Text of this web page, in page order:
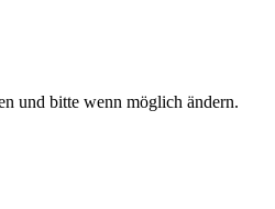
und bitte wenn möglich ändern.